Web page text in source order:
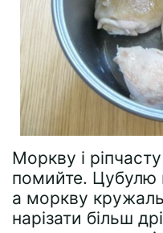
Моркву і
помийте. Цубулю
а моркву
нарізати більш